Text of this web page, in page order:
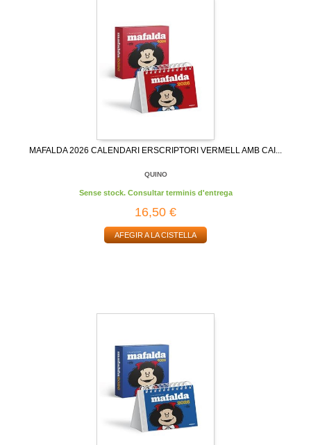
MAFALDA 2026 CALENDARI ERSCRIPTORI VERMELL AMB CAI...
QUINO
Sense stock. Consultar terminis d'entrega
16,50 €
AFEGIR A LA CISTELLA